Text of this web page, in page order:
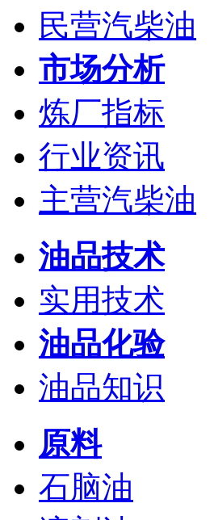
民营汽柴油
市场分析
炼厂指标
行业资讯
主营汽柴油
油品技术
实用技术
油品化验
油品知识
原料
石脑油